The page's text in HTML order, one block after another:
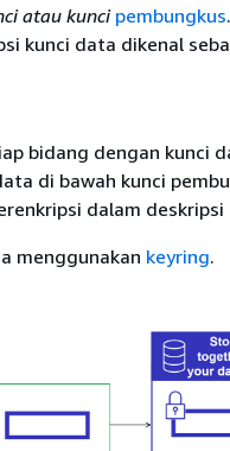
atau kunci pembungkus
kunci data dikenal
bidang dengan kunci
di bawah kunci
dalam deskripsi
menggunakan keyring.